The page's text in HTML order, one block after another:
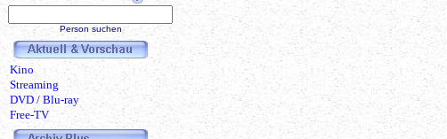
Person suchen
Kino
Streaming
DVD / Blu-ray
Free-TV